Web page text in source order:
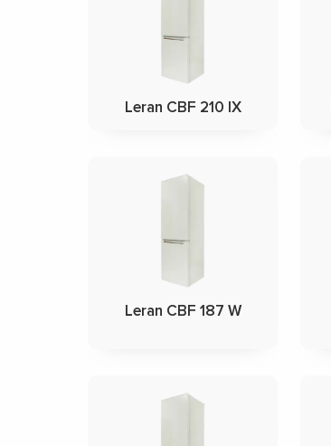
Leran CBF 210 IX
Leran CBF 187 W